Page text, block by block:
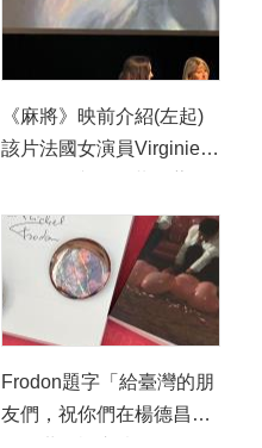
《麻將》映前介紹(左起)
該片法國女演員Virginie
總監Sylvie Pras (巴文中
心提供)
Frodon題字「給臺灣的朋
友們，祝你們在楊德昌的